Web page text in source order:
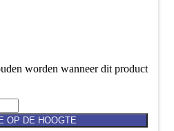
worden wanneer dit product
OP DE HOOGTE